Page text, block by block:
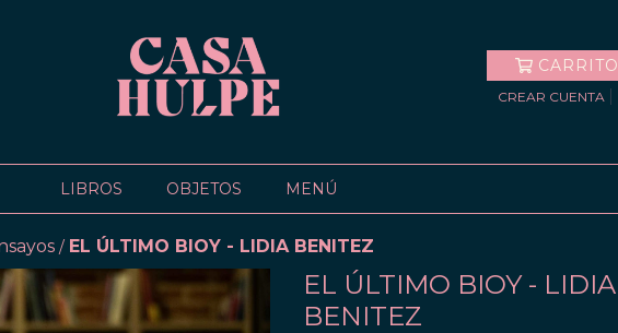
CARRITO
CREAR CUENTA
LIBROS OBJETOS MENÚ
/ EL ÚLTIMO BIOY - LIDIA BENITEZ
EL ÚLTIMO BIOY - LIDIA
BENITEZ